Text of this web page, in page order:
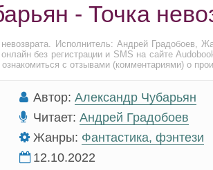
- Точка
Исполнитель: Андрей Градобоев,
без регистрации и SMS на сайте
с отзывами (комментариями) о
Автор: Александр Чубарьян
Читает: Андрей Градобоев
Жанры: Фантастика, фэнтези
12.10.2022